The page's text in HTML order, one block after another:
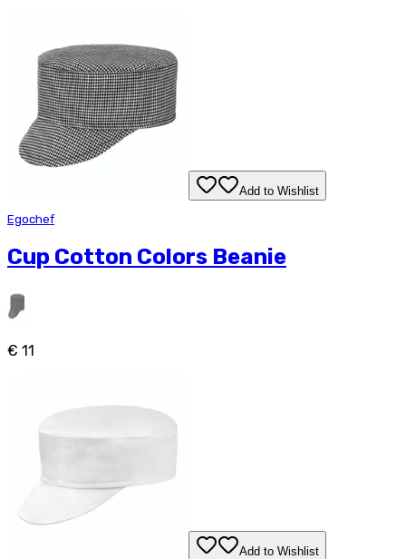
Add to Wishlist
Egochef
Cup Cotton Colors Beanie
€ 11
Add to Wishlist